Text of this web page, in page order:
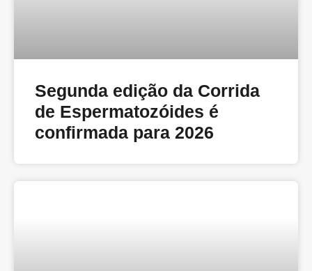
Segunda edição da Corrida
de Espermatozóides é
confirmada para 2026